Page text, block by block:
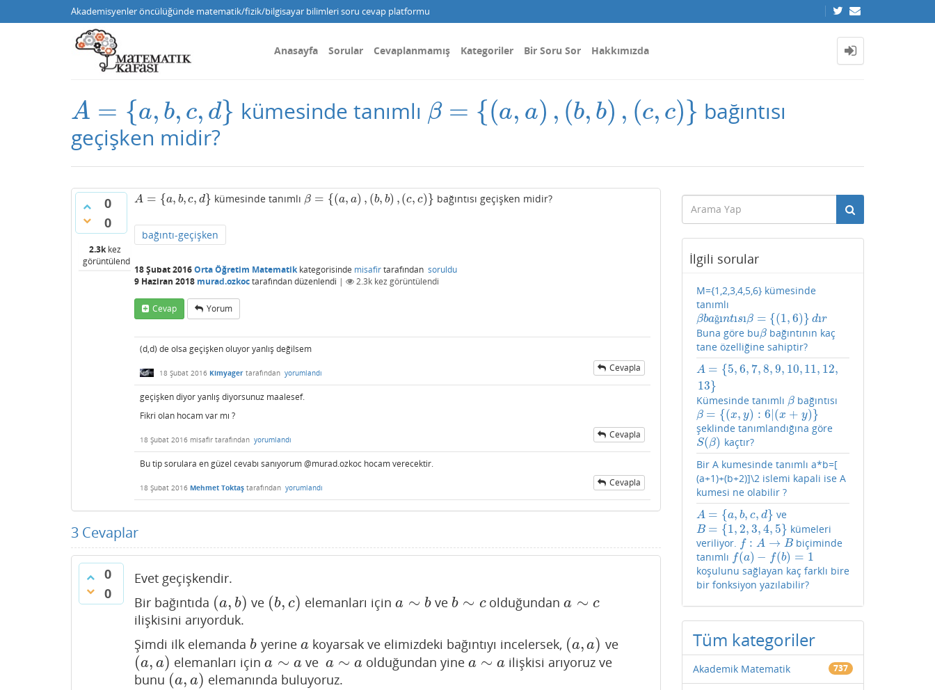
Akademisyenler öncülüğünde matematik/fizik/bilgisayar bilimleri soru cevap platformu
Anasayfa Sorular Cevaplanmamış Kategoriler Bir Soru Sor Hakkımızda
A = {a, b, c, d}
A= {a, b,c,d} kümesinde tanımlı β = {(a, a) , (b, b) , (c, c)}
β={(a,a),(b ,b) ( c,c)}
bağıntısı
geçişken midir?
0
0
2.3kkez
görüntülendi
A = {a, b, c, d}
A= {a, b c,d} kümesinde tanımlı β = {(a, a) , (b, b) ,(c, c)}
β={(a ,a),(b ,b) (c,c)} bağıntısı geçişken midir?
bağıntı-geçişken
18 Şubat 2016Orta Öğretim Matematikkategorisinde misafirtarafından soruldu
9 Haziran 2018 murad.ozkoctarafındandüzenlendi | 2.3k kez görüntülendi
Cevap Yorum
(d,d) de olsa geçişken oluyor yanlış değilsem
18 Şubat 2016 Kimyager tarafından yorumlandı Cevapla
geçişken diyor yanlış diyorsunuz maalesef.
Fikri olan hocam var mı ?
18 Şubat 2016 misafir tarafından yorumlandı Cevapla
Bu tip sorulara en güzel cevabı sanıyorum @murad.ozkoc hocam verecektir.
18 Şubat 2016 Mehmet Toktaş tarafından yorumlandı Cevapla
3 Cevaplar
0
0
Evet geçişkendir.
Bir bağıntıda (a, b)
(a,b ) ve (b, c)
(b,c) elemanları içina ∼ b
a∼b ve b ∼ c
b ∼c olduğundana ∼ c
a∼c
ilişkisini arıyorduk.
Şimdi ilk elemanda b
b yerine a
akoyarsak ve elimizdeki bağıntıyı incelersek, (a, a)
(a,a) ve
(a, a)
(a,a ) elemanları içina ∼ a
a∼a ve a ∼ a
a∼a olduğundan yine a ∼ a
a∼a
ilişkisi arıyoruz ve
bunu (a, a)
(a,a ) elemanında buluyoruz.
İlgili sorular
M={1,2,3,4,5,6} kümesinde
tanımlı
βbağıntısıβ = {(1, 6)} dır
βbağıntısıβ= {(1 6 )}dır
Buna göre buβ
β bağıntının kaç
tane özelliğine sahiptir?
A = {5,6, 7,8,9, 10,11, 12,
13}
A= {5, 6, 7,8,9, 10 11 ,12 ,13}
Kümesinde tanımlı β
β bağıntısı
β = {(x, y) : 6|(x + y)}
β={(x ,y ):6| (x+ y }
şeklinde tanımlandığına göre
S(β)
S(β)
kaçtır?
Bir A kumesinde tanımlı a*b=[
(a+1)+(b+2)]\2 islemi kapali ise A
kumesi ne olabilir ?
A = {a, b, c, d}
A= {a, b c,d} ve
B = {1, 2,3,4, 5}
B= {1, 2, 3,4 ,5}
kümeleri
veriliyor. f : A → B
f:A→B
biçiminde
tanımlı f(a) − f(b) = 1
f(a)−f (b) =1
koşulunu sağlayan kaç farklı bire
bir fonksiyon yazılabilir?
Tüm kategoriler
Akademik Matematik 737